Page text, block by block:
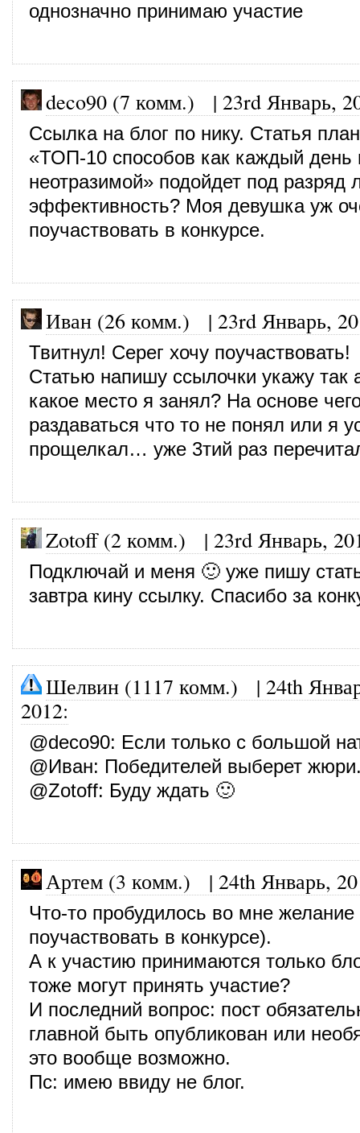
однозначно принимаю участие
deco90 (7 комм.) | 23rd Январь,
Ссылка на блог по нику. Статья
«ТОП-10 способов как каждый день
неотразимой» подойдет под разряд
эффективность? Моя девушка уж
поучаствовать в конкурсе.
Иван (26 комм.) | 23rd Январь,
Твитнул! Серег хочу поучаствовать!
Статью напишу ссылочки укажу так
какое место я занял? На основе
раздаваться что то не понял или я
прощелкал… уже 3тий раз
Zotoff (2 комм.) | 23rd Январь,
Подключай и меня 🙂 уже пишу
завтра кину ссылку. Спасибо за
Шелвин (1117 комм.) | 24th
2012:
@deco90: Если только с большой
@Иван: Победителей выберет
@Zotoff: Буду ждать 🙂
Артем (3 комм.) | 24th Январь,
Что-то пробудилось во мне желание
поучаствовать в конкурсе).
А к участию принимаются только
тоже могут принять участие?
И последний вопрос: пост
главной быть опубликован или
это вообще возможно.
Пс: имею ввиду не блог.